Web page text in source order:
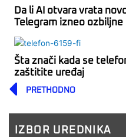
Da li AI otvara vrata
Telegram izneo
Šta znači kada se
zaštitite uređaj
Prev
PRETHODNO
IZBOR UREDNIKA